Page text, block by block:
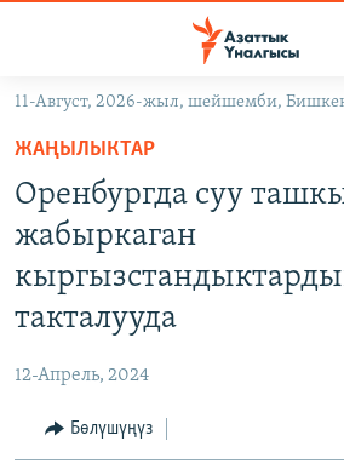
Навигацияга
өтүңүз
Издөөгө
салыңыз
КЫРГЫЗСТАН
КЫРГЫЗСТАН
ДҮЙНӨ
УКРАИНА
БҮГҮН АЗАТТЫКТА
ЭКСПЕРТТЕР ТАЛДАЙТ
ПОДКАСТ
ӨЗГӨЧӨ ПИКИР
11-Август, 2026-жыл, шейшемби,
ЖАҢЫЛЫКТАР
Оренбургда суу
жабыркаган
такталууда
12-Апрель, 2024
Бөлүшүңүз